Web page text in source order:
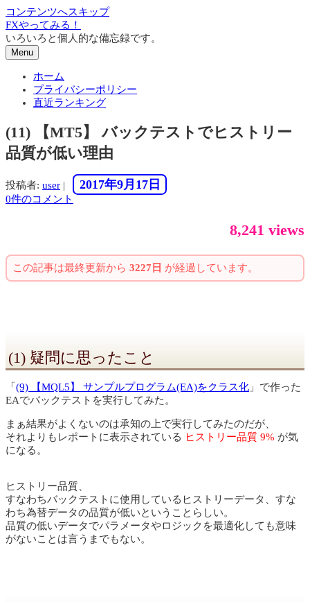
コンテンツへスキップ
FXやってみる！
いろいろと個人的な備忘録です。
Menu
ホーム
プライバシーポリシー
直近ランキング
(11) 【MT5】 バックテストでヒストリー
品質が低い理由
投稿者: user | 2017年9月17日
0件のコメント
8,241 views
この記事は最終更新から 3227日 が経過しています。
(1) 疑問に思ったこと
「 (9) 【MQL5】 サンプルプログラム(EA)をクラス化 」で作った
EAでバックテストを実行してみた。
まぁ結果がよくないのは承知の上で実行してみたのだが、
それよりもレポートに表示されている ヒストリー品質 9% が気
になる。
ヒストリー品質、
すなわちバックテストに使用しているヒストリーデータ、すな
わち為替データの品質が低いということらしい。
品質の低いデータでパラメータやロジックを最適化しても意味
がないことは言うまでもない。